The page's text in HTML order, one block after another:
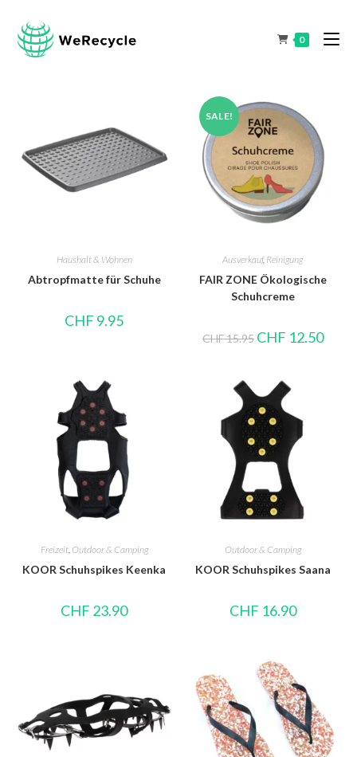
0
Haushalt & Wohnen
Abtropfmatte für Schuhe
CHF 9.95
SALE!
Ausverkauf, Reinigung
FAIR ZONE Ökologische
Schuhcreme
CHF15.95 CHF 12.50
Freizeit, Outdoor & Camping
KOOR Schuhspikes Keenka
CHF 23.90
Outdoor & Camping
KOOR Schuhspikes Saana
CHF 16.90